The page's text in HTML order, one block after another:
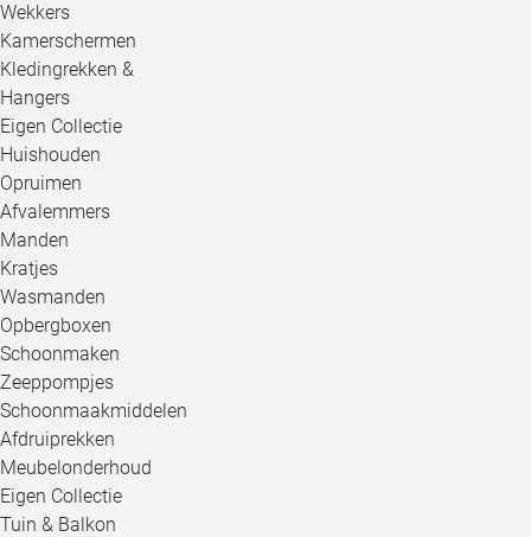
Wekkers
Kamerschermen
Kledingrekken &
Hangers
Eigen Collectie
Huishouden
Opruimen
Afvalemmers
Manden
Kratjes
Wasmanden
Opbergboxen
Schoonmaken
Zeeppompjes
Schoonmaakmiddelen
Afdruiprekken
Meubelonderhoud
Eigen Collectie
Tuin & Balkon